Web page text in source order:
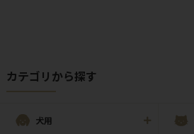
カテゴリから探す
犬用